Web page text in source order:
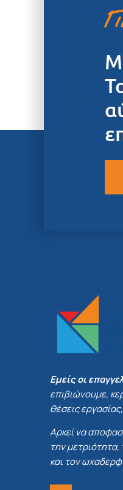
Εμείς οι
επιβιώνουμε,
θέσεις εργασίας,
Αρκεί να
την
και τον